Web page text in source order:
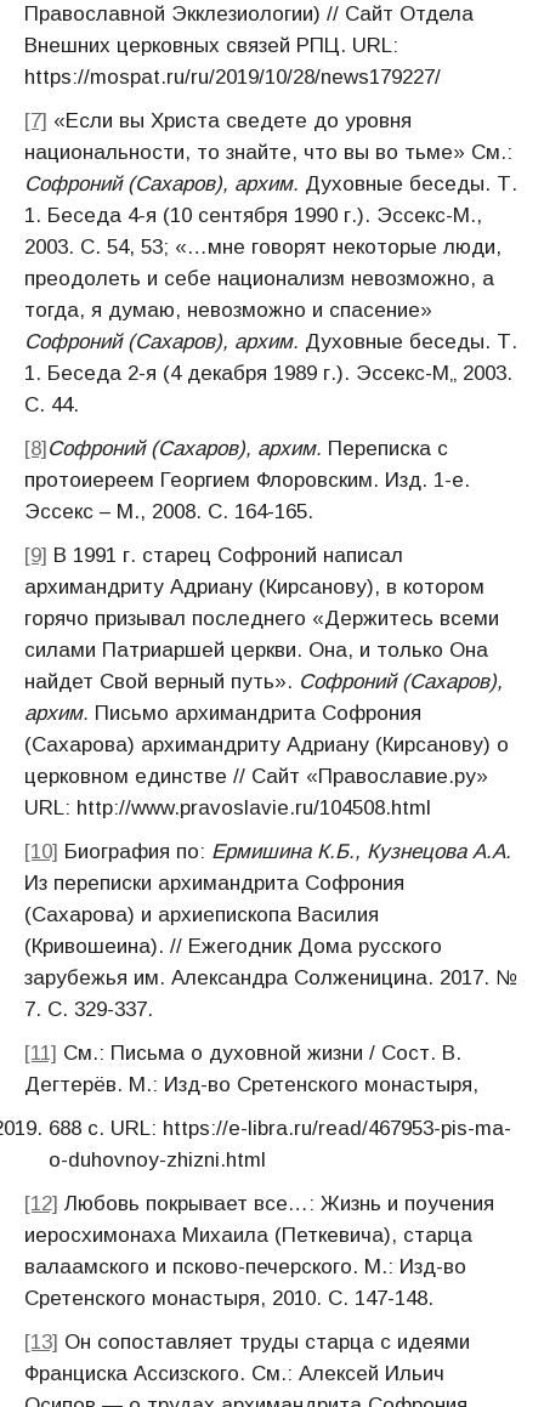
Православной Экклезиологии) // Сайт Отдела
Внешних церковных связей РПЦ. URL:
https://mospat.ru/ru/2019/10/28/news179227/
[7] «Если вы Христа сведете до уровня
национальности, то знайте, что вы во тьме» См.:
Софроний (Сахаров), архим. Духовные беседы. Т.
1. Беседа 4-я (10 сентября 1990 г.). Эссекс-М.,
2003. С. 54, 53; «…мне говорят некоторые люди,
преодолеть и себе национализм невозможно, а
тогда, я думаю, невозможно и спасение»
Софроний (Сахаров), архим. Духовные беседы. Т.
1. Беседа 2-я (4 декабря 1989 г.). Эссекс-М„ 2003.
С. 44.
[8]Софроний (Сахаров), архим. Переписка с
протоиереем Георгием Флоровским. Изд. 1-е.
Эссекс – М., 2008. С. 164-165.
[9] В 1991 г. старец Софроний написал
архимандриту Адриану (Кирсанову), в котором
горячо призывал последнего «Держитесь всеми
силами Патриаршей церкви. Она, и только Она
найдет Свой верный путь». Софроний (Сахаров),
архим. Письмо архимандрита Софрония
(Сахарова) архимандриту Адриану (Кирсанову) о
церковном единстве // Сайт «Православие.ру»
URL: http://www.pravoslavie.ru/104508.html
[10] Биография по: Ермишина К.Б., Кузнецова А.А.
Из переписки архимандрита Софрония
(Сахарова) и архиепископа Василия
(Кривошеина). // Ежегодник Дома русского
зарубежья им. Александра Солженицина. 2017. №
7. С. 329-337.
[11] См.: Письма о духовной жизни / Сост. В.
Дегтерёв. М.: Изд-во Сретенского монастыря,
688 с. URL: https://e-libra.ru/read/467953-pis-ma-
o-duhovnoy-zhizni.html
[12] Любовь покрывает все…: Жизнь и поучения
иеросхимонаха Михаила (Петкевича), старца
валаамского и псково-печерского. М.: Изд-во
Сретенского монастыря, 2010. С. 147-148.
[13] Он сопоставляет труды старца с идеями
Франциска Ассизского. См.: Алексей Ильич